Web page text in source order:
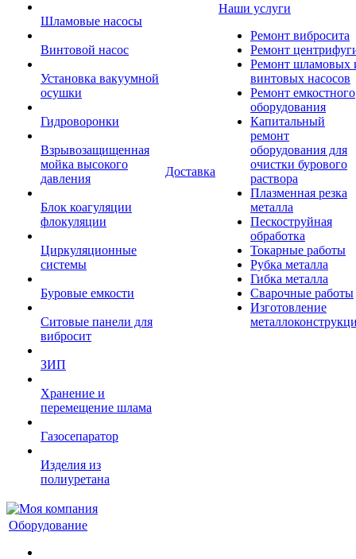
Шламовые насосы
Винтовой насос
Установка вакуумной
осушки
Гидроворонки
Взрывозащищенная
мойка высокого
давления
Блок коагуляции
флокуляции
Циркуляционные
системы
Буровые емкости
Ситовые панели для
вибросит
ЗИП
Хранение и
перемещение шлама
Газосепаратор
Изделия из
полиуретана
Доставка
Наши услуги
Ремонт вибросита
Ремонт
Ремонт шламовых
винтовых насосов
Ремонт емкостного
оборудования
Капитальный
ремонт
оборудования для
очистки бурового
раствора
Плазменная резка
металла
Пескоструйная
обработка
Токарные работы
Рубка металла
Гибка металла
Сварочные работы
Изготовление
Оборудование